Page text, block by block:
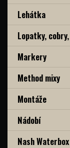
Lehátka
Lopatky,
Markery
Method mixy
Montáže
Nádobí
Nash Waterbox